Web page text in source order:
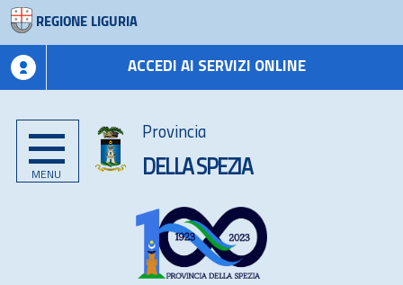
REGIONE LIGURIA
ACCEDI AI SERVIZI ONLINE
MENU
Provincia
DELLA SPEZIA